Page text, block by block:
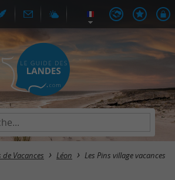
Vacances Léon Les Pins village vacances